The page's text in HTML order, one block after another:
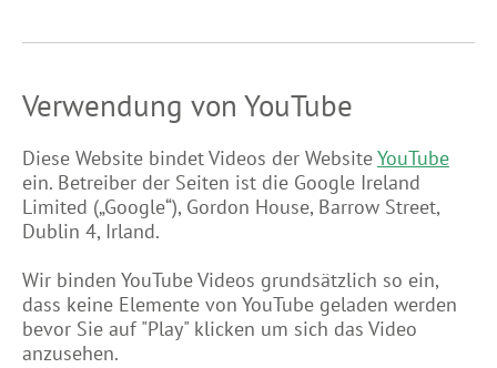
Verwendung von YouTube
Diese Website bindet Videos der WebsiteYouTube
ein. Betreiber der Seiten ist die Google Ireland
Limited („Google“), Gordon House, Barrow Street,
Dublin 4, Irland.
Wir binden YouTube Videos grundsätzlich so ein,
dass keine Elemente von YouTube geladen werden
bevor Sie auf "Play" klicken um sich das Video
anzusehen.